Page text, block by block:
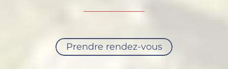
Prendre rendez-vous